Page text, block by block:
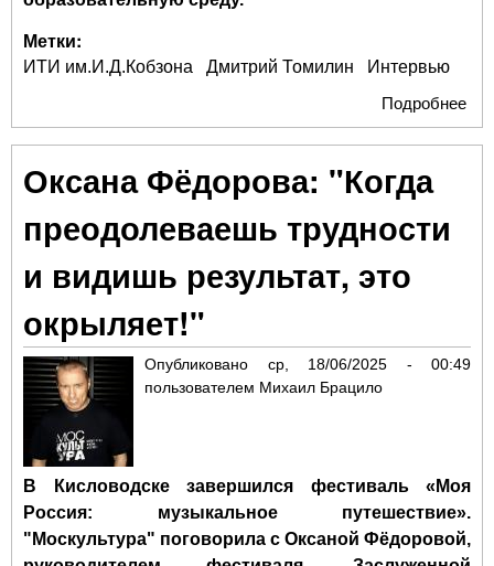
Метки:
ИТИ им.И.Д.Кобзона Дмитрий Томилин
Интервью
Подробнее
Оксана Фёдорова: "Когда
преодолеваешь трудности
и видишь результат, это
окрыляет!"
Опубликовано ср, 18/06/2025 - 00:49
пользователем Михаил Брацило
В Кисловодске завершился фестиваль «Моя
Россия: музыкальное путешествие».
"Москультура" поговорила с Оксаной Фёдоровой,